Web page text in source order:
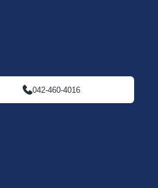
042-460-4016